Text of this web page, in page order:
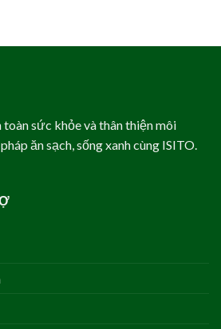
sức khỏe và thân thiện môi
ăn sạch, sống xanh cùng ISITO.